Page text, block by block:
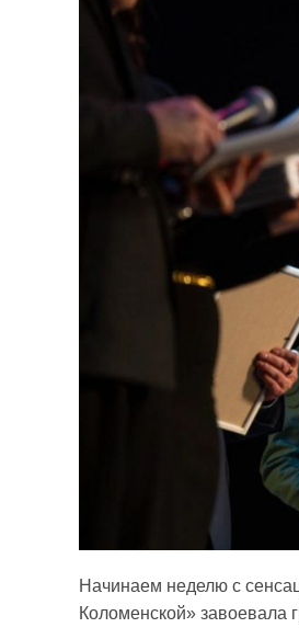
Начинаем неделю с
Коломенской» завоевала